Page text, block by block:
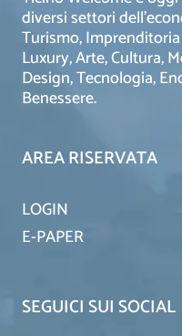
diversi settori
Turismo,
Luxury, Arte, Cultura,
Design, Tecnologia,
Benessere.
AREA RISERVATA
LOGIN
E-PAPER
SEGUICI SUI SOCIAL